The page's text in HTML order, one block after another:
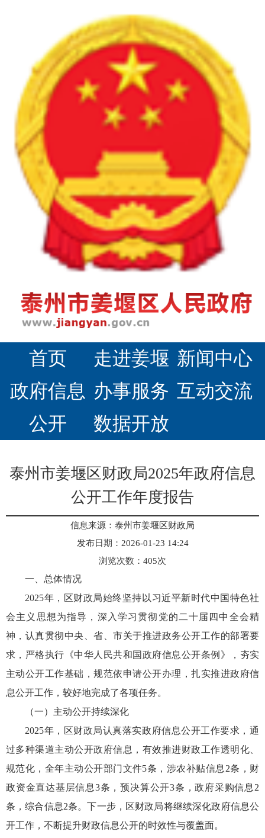
首页 走进姜堰 新闻中心
政府信息
公开
办事服务 互动交流
数据开放
泰州市姜堰区财政局2025年政府信息
公开工作年度报告
信息来源：泰州市姜堰区财政局
发布日期：2026-01-23 14:24
浏览次数： 405次
一、总体情况
2025年，区财政局始终坚持以习近平新时代中国特色社
会主义思想为指导，深入学习贯彻党的二十届四中全会精
神，认真贯彻中央、省、市关于推进政务公开工作的部署要
求，严格执行《中华人民共和国政府信息公开条例》，夯实
主动公开工作基础，规范依申请公开办理，扎实推进政府信
息公开工作，较好地完成了各项任务。
（一）主动公开持续深化
2025年，区财政局认真落实政府信息公开工作要求，通
过多种渠道主动公开政府信息，有效推进财政工作透明化、
规范化，全年主动公开部门文件5条，涉农补贴信息2条，财
政资金直达基层信息3条，预决算公开3条，政府采购信息2
条，综合信息2条。下一步，区财政局将继续深化政府信息公
开工作，不断提升财政信息公开的时效性与覆盖面。